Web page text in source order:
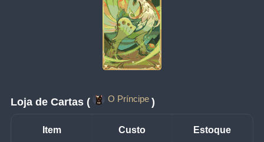
Loja de Cartas ( O Príncipe )
Item Custo Estoque